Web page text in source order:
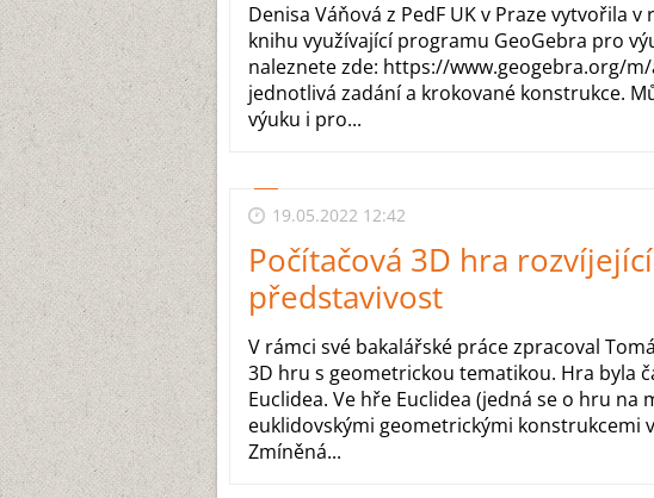
Denisa Váňová z PedF UK v Praze vytvořila
knihu využívající programu GeoGebra pro
naleznete zde: https://www.geogebra.org/
jednotlivá zadání a krokované konstrukce.
výuku i pro...
19.05.2022 12:42
Počítačová 3D hra
představivost
V rámci své bakalářské práce zpracoval
3D hru s geometrickou tematikou. Hra byla
Euclidea. Ve hře Euclidea (jedná se o hru na
euklidovskými geometrickými
Zmíněná...